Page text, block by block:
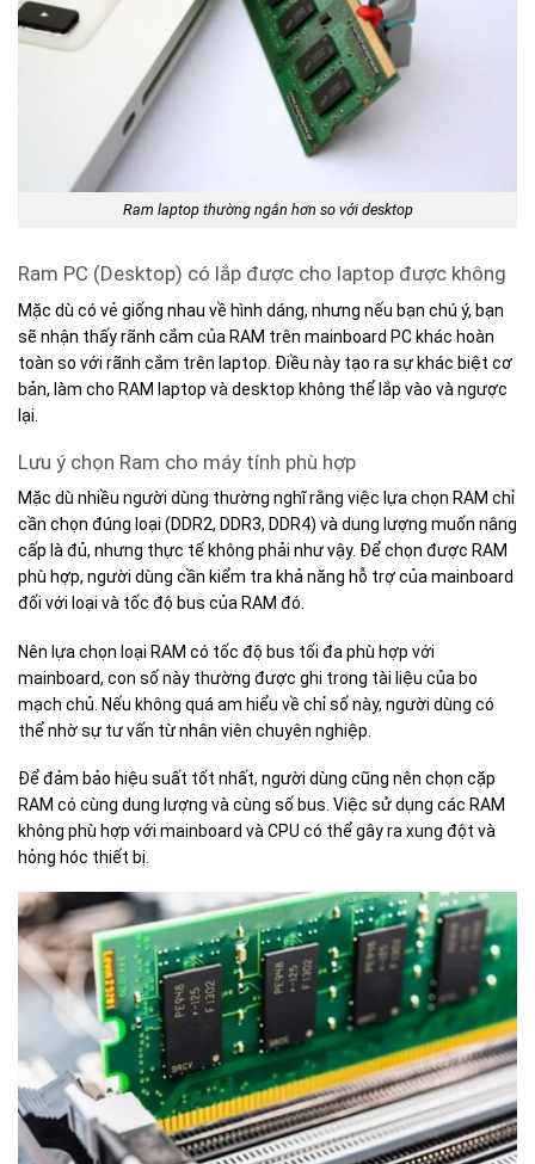
Ram laptop thường ngắn hơn so với desktop
Ram PC (Desktop) có lắp được cho laptop được không
Mặc dù có vẻ giống nhau về hình dáng, nhưng nếu bạn chú ý, bạn
sẽ nhận thấy rãnh cắm của RAM trên mainboard PC khác hoàn
toàn so với rãnh cắm trên laptop. Điều này tạo ra sự khác biệt cơ
bản, làm cho RAM laptop và desktop không thể lắp vào và ngược
lại.
Lưu ý chọn Ram cho máy tính phù hợp
Mặc dù nhiều người dùng thường nghĩ rằng việc lựa chọn RAM chỉ
cần chọn đúng loại (DDR2, DDR3, DDR4) và dung lượng muốn nâng
cấp là đủ, nhưng thực tế không phải như vậy. Để chọn được RAM
phù hợp, người dùng cần kiểm tra khả năng hỗ trợ của mainboard
đối với loại và tốc độ bus của RAM đó.
Nên lựa chọn loại RAM có tốc độ bus tối đa phù hợp với
mainboard, con số này thường được ghi trong tài liệu của bo
mạch chủ. Nếu không quá am hiểu về chỉ số này, người dùng có
thể nhờ sự tư vấn từ nhân viên chuyên nghiệp.
Để đảm bảo hiệu suất tốt nhất, người dùng cũng nên chọn cặp
RAM có cùng dung lượng và cùng số bus. Việc sử dụng các RAM
không phù hợp với mainboard và CPU có thể gây ra xung đột và
hỏng hóc thiết bị.